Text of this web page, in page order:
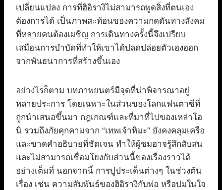
เปลี่ยนแปลง การที่ฮิอิรางิไม่สามารถพูดสิ่งที่ตนเอง
ต้องการได้ เป็นภาพสะท้อนของความกดดันทางสังคม
ที่หลายคนต้องเผชิญ การเดินทางครั้งนี้จึงเปรียบ
เสมือนการบำบัดที่ทำให้เขาได้ปลดปล่อยตัวเองออก
จากพันธนาการที่สร้างขึ้นเอง
อย่างไรก็ตาม บทภาพยนตร์มีจุดที่น่าพิจารณาอยู่
หลายประการ โดยเฉพาะในส่วนของโลกแฟนตาซีที่
ถูกนำเสนอขึ้นมา กฎเกณฑ์และที่มาที่ไปของเหล่าโอ
นิ รวมถึงภัยคุกคามจาก “เทพเจ้าหิมะ” ยังคงคลุมเครือ
และขาดคำอธิบายที่ชัดเจน ทำให้ผู้ชมอาจรู้สึกสับสน
และไม่สามารถเชื่อมโยงกับส่วนนี้ของเรื่องราวได้
อย่างเต็มที่ นอกจากนี้ การปูประเด็นต่างๆ ในช่วงต้น
เรื่อง เช่น ความสัมพันธ์ของฮิอิรางิกับพ่อ หรือปมในใจ